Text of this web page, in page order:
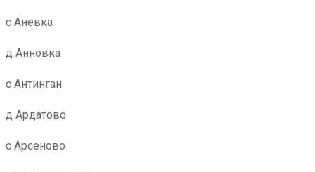
с Аневка
д Анновка
с Антинган
д Ардатово
с Арсеново